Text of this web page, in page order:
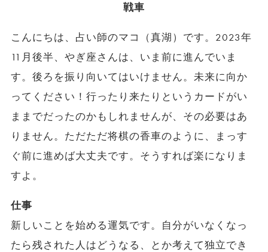
戦車
こんにちは、占い師のマコ（真湖）です。2023年
11月後半、やぎ座さんは、いま前に進んでいま
す。後ろを振り向いてはいけません。未来に向か
ってください！行ったり来たりというカードがい
ままでだったのかもしれませんが、その必要はあ
りません。ただただ将棋の香車のように、まっす
ぐ前に進めば大丈夫です。そうすれば楽になりま
すよ。
仕事
新しいことを始める運気です。自分がいなくなっ
たら残された人はどうなる、とか考えて独立でき